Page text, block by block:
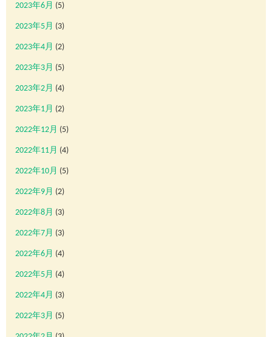
2023年6月 (5)
2023年5月 (3)
2023年4月 (2)
2023年3月 (5)
2023年2月 (4)
2023年1月 (2)
2022年12月 (5)
2022年11月 (4)
2022年10月 (5)
2022年9月 (2)
2022年8月 (3)
2022年7月 (3)
2022年6月 (4)
2022年5月 (4)
2022年4月 (3)
2022年3月 (5)